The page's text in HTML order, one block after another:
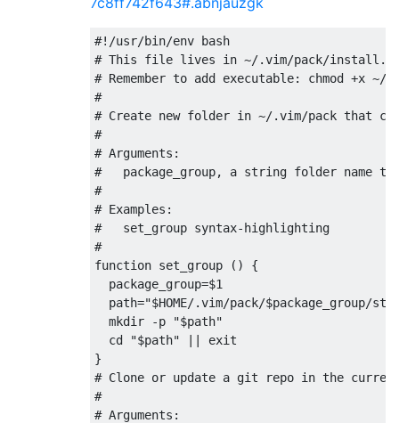
#!/usr/bin/env bash
# This file lives in ~/.vim/pack/
# Remember to add executable: chmod +x
#
# Create new folder in ~/.vim/pack that
#
# Arguments:
#   package_group, a string folder name
#
# Examples:
#   set_group syntax-highlighting
#
function set_group () {
  package_group=$1
path="$HOME/.vim/pack/$package_group/
  mkdir -p "$path"
  cd "$path" || exit
}
# Clone or update a git repo in the
#
# Arguments: